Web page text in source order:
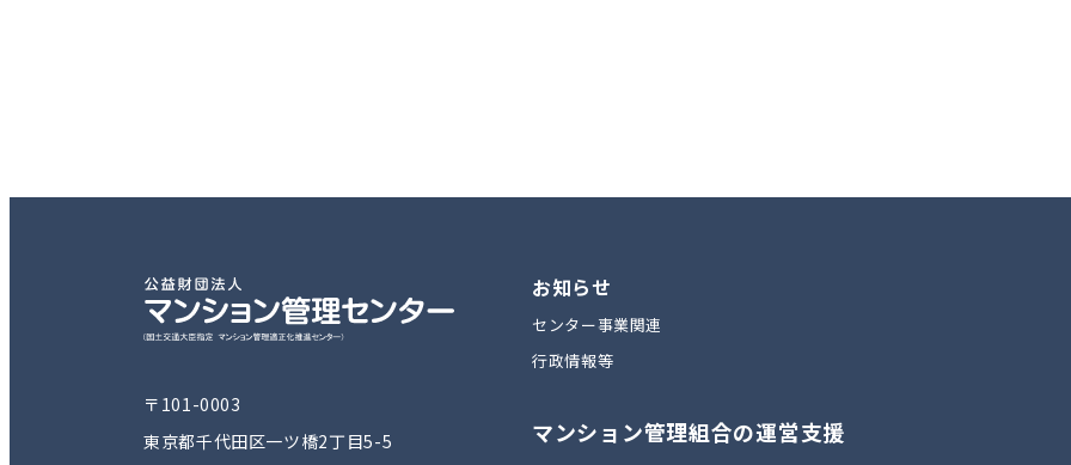
〒101-0003
東京都千代田区一ツ橋2丁目5-5
お知らせ
センター事業関連
行政情報等
マンション管理組合の運営支援